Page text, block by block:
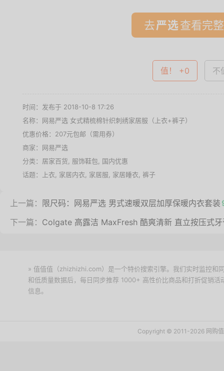
去 查看完
值！ +0 不
时间：发布于 2018-10-8 17:26
名称： 网易严选 女式精梳棉针织刺绣家居服（上衣+裤子）
优惠价格： 207元包邮（需用券）
商家： 网易严选
分类： 居家百货 服饰鞋包
国内优惠
话题：
上衣 家居内衣 家居服 家居睡衣 裤子
上一篇： 限尺码：网易严选 男式速暖双层加厚保暖内衣套装
下一篇： Colgate 高露洁 MaxFresh 酷爽清新 直立按压式
» 值值值（zhizhizhi.com）是一个特价搜索引擎。我们实时监控和
和低质量数据后，每日同步推荐 1000+ 高性价比商品和打折促销
信息。
Copyright © 2011-2026 网购